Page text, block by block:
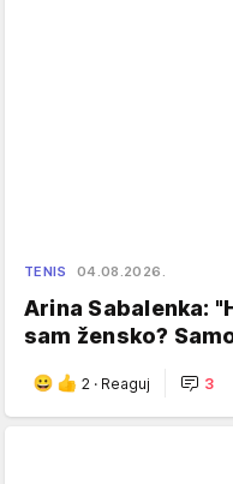
TENIS 04.08.2026.
Arina Sabalenka:
sam žensko?
2 · Reaguj 3